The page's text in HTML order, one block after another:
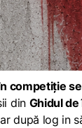
competiție
din Ghidul
după log in